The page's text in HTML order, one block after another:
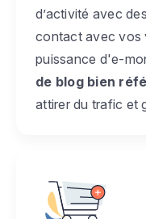
d’activité avec
contact avec vos
puissance d'e-
de blog bien
attirer du trafic et